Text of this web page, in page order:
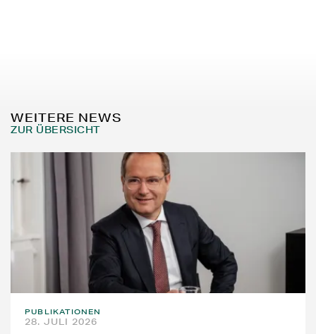
WEITERE NEWS
ZUR ÜBERSICHT
PUBLIKATIONEN
28. JULI 2026